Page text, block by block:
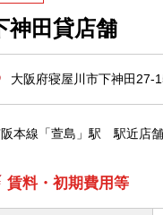
神田貸店舗
大阪府寝屋川市下神田27-
本線「萱島」駅 駅近
賃料・初期費用等